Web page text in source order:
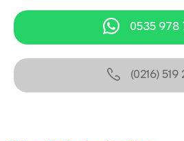
0535 978
(0216) 519